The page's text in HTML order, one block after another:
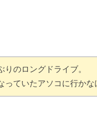
りのロングドライブ。
っていたアソコに行かな